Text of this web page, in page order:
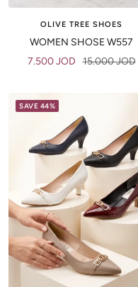
OLIVE TREE SHOES
WOMEN SHOSE W557
Sale
7.500 JOD Regular
15.000 JOD
SAVE 44%